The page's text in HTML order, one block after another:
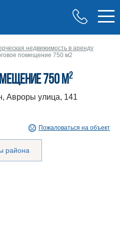
недвижимость в аренду
помещение 750 м2
750 м2
Авроры улица, 141
Пожаловаться на объект
района